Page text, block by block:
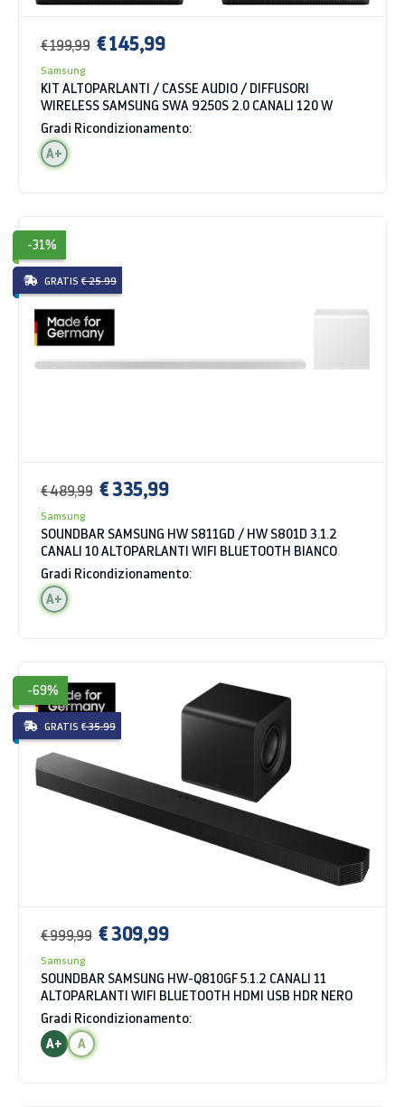
€ 199,99 € 145,99
Samsung
KIT ALTOPARLANTI / CASSE AUDIO / DIFFUSORI
WIRELESS SAMSUNG SWA 9250S 2.0 CANALI 120 W
Gradi Ricondizionamento:
A+
-31%
GRATIS € 25.99
€ 489,99 € 335,99
Samsung
SOUNDBAR SAMSUNG HW S811GD / HW S801D 3.1.2
CANALI 10 ALTOPARLANTI WIFI BLUETOOTH BIANCO
Gradi Ricondizionamento:
A+
-69%
GRATIS € 35.99
€ 999,99 € 309,99
Samsung
SOUNDBAR SAMSUNG HW-Q810GF 5.1.2 CANALI 11
ALTOPARLANTI WIFI BLUETOOTH HDMI USB HDR NERO
Gradi Ricondizionamento:
A+
A